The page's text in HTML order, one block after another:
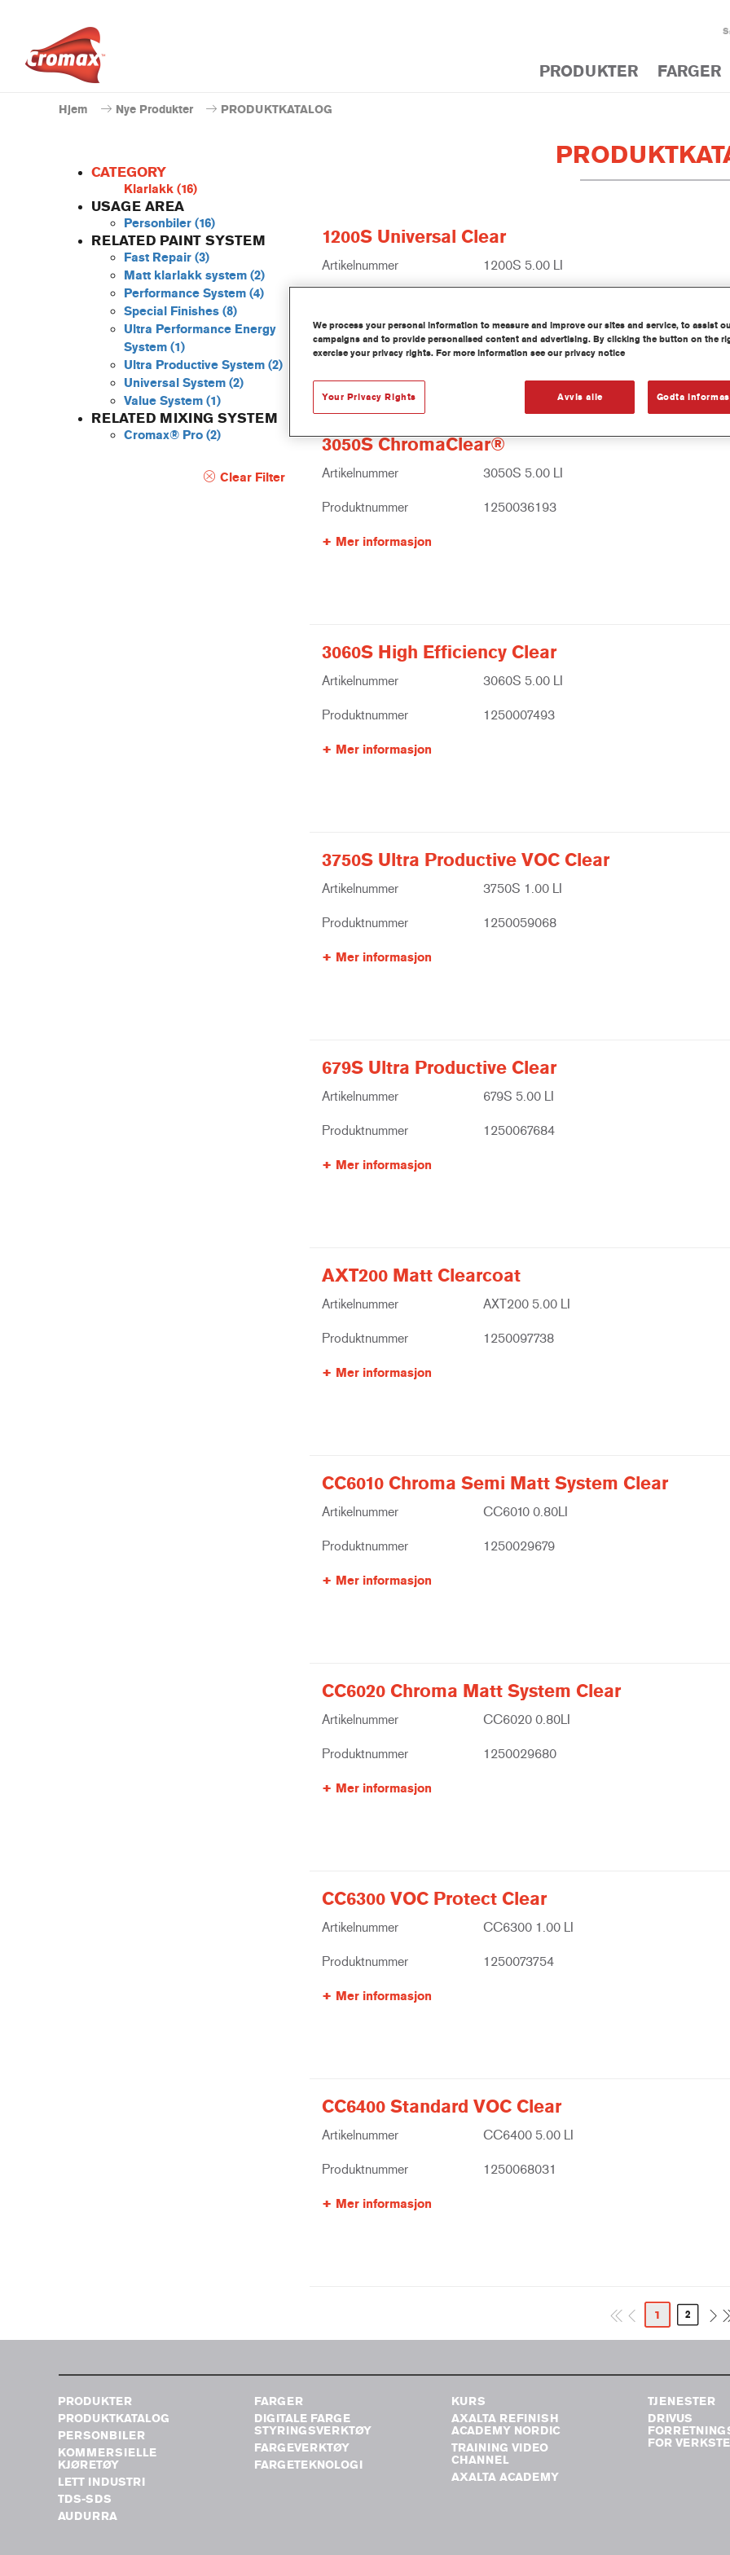
PRODUKTER FARGER
Hjem Nye Produkter PRODUKTKATALOG
CATEGORY
Klarlakk (16)
USAGE AREA
Personbiler (16)
RELATED PAINT SYSTEM
Fast Repair (3)
Matt klarlakk system (2)
Performance System (4)
Special Finishes (8)
Ultra Performance Energy
System (1)
Ultra Productive System (2)
Universal System (2)
Value System (1)
RELATED MIXING SYSTEM
Cromax® Pro (2)
Clear Filter
1200S Universal Clear
Artikelnummer 1200S 5.00 LI
Mer informasjon
3050S ChromaClear®
Artikelnummer 3050S 5.00 LI
Produktnummer 1250036193
Mer informasjon
3060S High Efficiency Clear
Artikelnummer 3060S 5.00 LI
Produktnummer 1250007493
Mer informasjon
3750S Ultra Productive VOC Clear
Artikelnummer 3750S 1.00 LI
Produktnummer 1250059068
Mer informasjon
679S Ultra Productive Clear
Artikelnummer 679S 5.00 LI
Produktnummer 1250067684
Mer informasjon
AXT200 Matt Clearcoat
Artikelnummer AXT200 5.00 LI
Produktnummer 1250097738
Mer informasjon
CC6010 Chroma Semi Matt System Clear
Artikelnummer CC6010 0.80LI
Produktnummer 1250029679
Mer informasjon
CC6020 Chroma Matt System Clear
Artikelnummer CC6020 0.80LI
Produktnummer 1250029680
Mer informasjon
CC6300 VOC Protect Clear
Artikelnummer CC6300 1.00 LI
Produktnummer 1250073754
Mer informasjon
CC6400 Standard VOC Clear
Artikelnummer CC6400 5.00 LI
Produktnummer 1250068031
Mer informasjon
1 2
PRODUKTER
PRODUKTKATALOG
PERSONBILER
KOMMERSIELLE
KJØRETØY
LETT INDUSTRI
TDS-SDS
AUDURRA
FARGER
DIGITALE FARGE
STYRINGSVERKTØY
FARGEVERKTØY
FARGETEKNOLOGI
KURS
AXALTA REFINISH
ACADEMY NORDIC
TRAINING VIDEO
CHANNEL
AXALTA ACADEMY
TJENESTER
DRIVUS
FOR
We process your personal information to measure and improve our sites and service, to assist
campaigns and to provide personalised content and advertising. By clicking the button on the
exercise your privacy rights. For more information see our privacy notice
Avvis alle Godta
Your Privacy Rights